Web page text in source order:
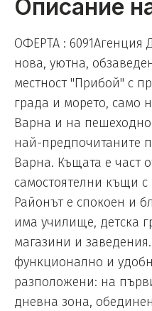
Описание
ОФЕРТА :
нова, уютна,
местност "Прибой" с
града и морето, само
Варна и на пешеходно
най-предпочитаните
Варна. Къщата е част
самостоятелни къщи
Районът е спокоен и
има училище, детска
магазини и
функционално и
разположени: на
дневна зона,